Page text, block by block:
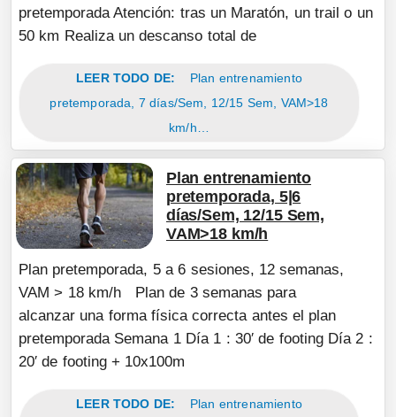
pretemporada Atención: tras un Maratón, un trail o un
50 km Realiza un descanso total de
LEER TODO DE: Plan entrenamiento
pretemporada, 7 días/Sem, 12/15 Sem, VAM>18
km/h…
Plan entrenamiento
pretemporada, 5|6
días/Sem, 12/15 Sem,
VAM>18 km/h
Plan pretemporada, 5 a 6 sesiones, 12 semanas,
VAM > 18 km/h Plan de 3 semanas para
alcanzar una forma física correcta antes el plan
pretemporada Semana 1 Día 1 : 30′ de footing Día 2 :
20′ de footing + 10x100m
LEER TODO DE: Plan entrenamiento